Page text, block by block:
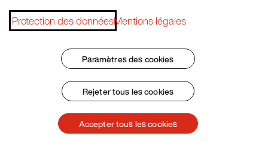
Conditions Générales
Protection des données
Protection des donnéesMentions légales
Paramètres des cookies
Rejeter tous les cookies
Accepter tous les cookies